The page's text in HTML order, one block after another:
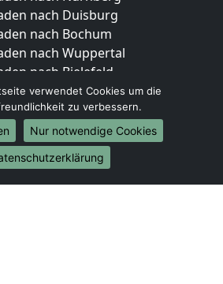
nach Duisburg
nach Bochum
nach Wuppertal
nach Bielefeld
nach Bonn
nach Münster
nach Brasilien
nach Brunei Darussalam
verwendet Cookies um die
zu verbessern.
Nur notwendige Cookies